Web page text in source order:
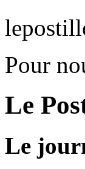
Pour
Le
Le